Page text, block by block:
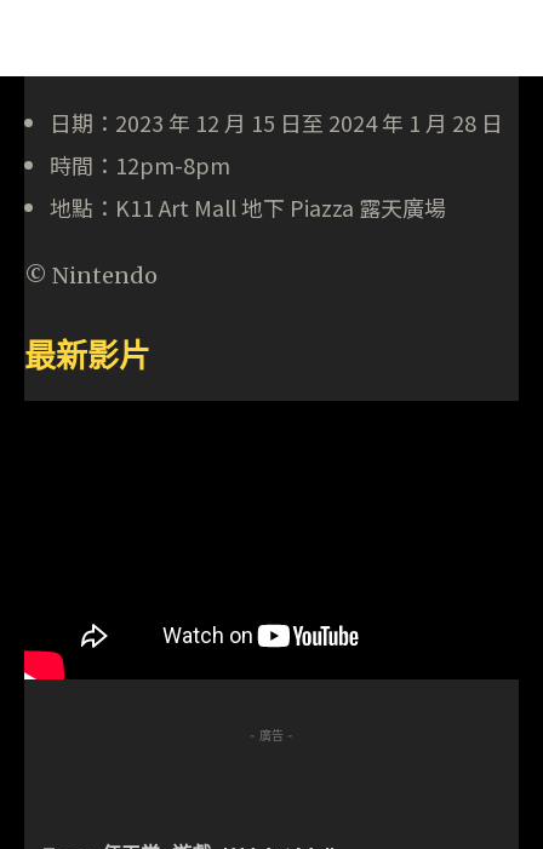
日期：2023 年 12 月 15 日至 2024 年 1 月 28 日
時間：12pm-8pm
地點：K11 Art Mall 地下 Piazza 露天廣場
© Nintendo
最新影片
- 廣告 -